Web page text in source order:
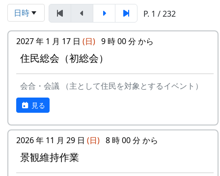
里山の自然と暮らしを守ろうと、全国に棚田オー
ナー制度というのがあります。
ある都会の若者が、棚田で田植えをして地元の人
に管理してもらい、収穫を楽しみに１年を過ごす
姿を想像して詩を書きました。
「この村に、喰われる」、「この村を、喰ってや
る」って、いやいやいや、岩座神はそんな村じゃ
ありませんよ。
II
棚⽥のイネに
メシアとポン四郎
バンド
6
ふるさと加美の⾥へ
7
棚⽥の⾵
アンジェラ
8
この町で
9
⻩⾦の海
アンジェラ
10
帰ってきたよ
11
帰郷〜2000〜9⽉吉
三畳⼀間
日時 P. 1 / 232
2027 年 1 月 17 日 (日) 9 時 00 分 から
住民総会（初総会）
会合・会議 （主として住民を対象とするイベント）
見る
2026 年 11 月 29 日 (日) 8 時 00 分 から
景観維持作業